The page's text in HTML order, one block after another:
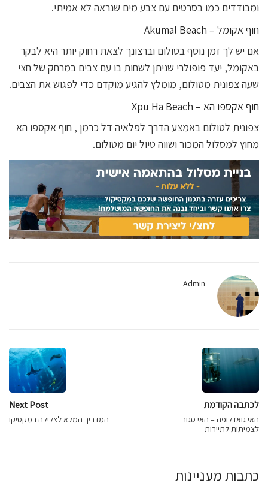
ומבודדים כמו בסרטים עם צבע מים שנראה לא אמיתי.
חוף אקומל – Akumal Beach
אם יש לך זמן נוסף בטולום וברצונך לצאת רחוק יותר היא לבקר
באקומל, יעד פופולרי שניתן לשחות בו עם צבים במרחק של חצי
שעה צפונית מטולום, מומלץ להגיע מוקדם כדי לפגוש את הצבים.
חוף אקספו הא – Xpu Ha Beach
צפונית לטולום באמצע הדרך לפלאיה דל כרמן , חוף אקספו הא
מחוץ למסלול המכור ושווה טיול יום מטולום.
Admin
לכתבה הקודמת
האי גואדלופה – האי סגור
לצמיתות לתיירות
Next Post
המדריך המלא לצלילה במקסיקו
כתבות מעניינות